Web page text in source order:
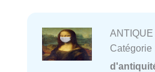
Catégorie